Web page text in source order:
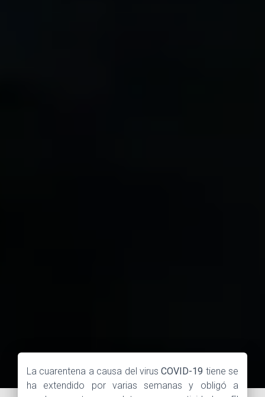
La cuarentena a causa del virusCOVID-19 tiene se
ha extendido por varias semanas y obligó a